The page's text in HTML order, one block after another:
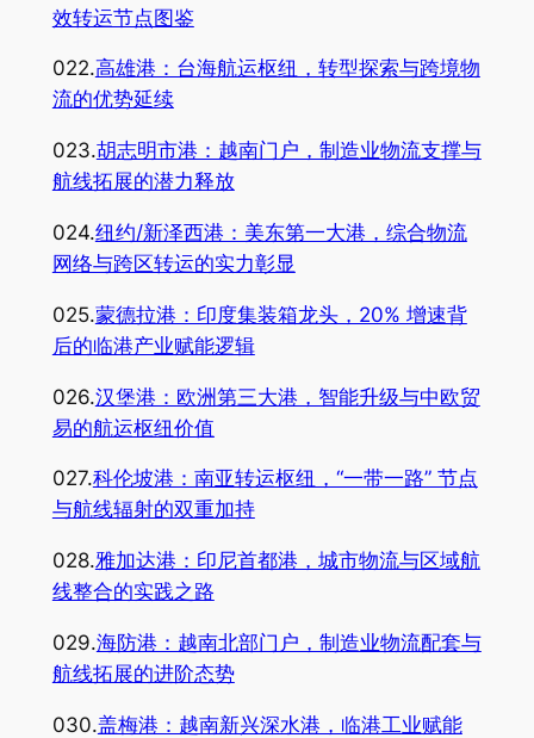
效转运节点图鉴
022.高雄港：台海航运枢纽，转型探索与跨境物
流的优势延续
023.胡志明市港：越南门户，制造业物流支撑与
航线拓展的潜力释放
024.纽约/新泽西港：美东第一大港，综合物流
网络与跨区转运的实力彰显
025.蒙德拉港：印度集装箱龙头，20% 增速背
后的临港产业赋能逻辑
026.汉堡港：欧洲第三大港，智能升级与中欧贸
易的航运枢纽价值
027.科伦坡港：南亚转运枢纽，“一带一路” 节点
与航线辐射的双重加持
028.雅加达港：印尼首都港，城市物流与区域航
线整合的实践之路
029.海防港：越南北部门户，制造业物流配套与
航线拓展的进阶态势
030.盖梅港：越南新兴深水港，临港工业赋能